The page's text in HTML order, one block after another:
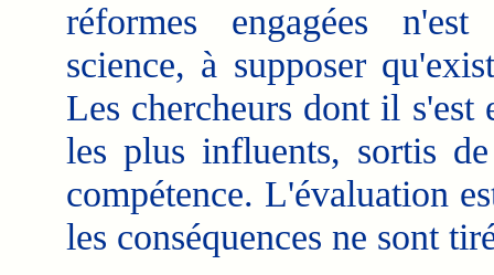
réformes engagées
science, à supposer
Les chercheurs dont il s'est
les plus influents, sortis
compétence. L'évaluation
les conséquences ne sont